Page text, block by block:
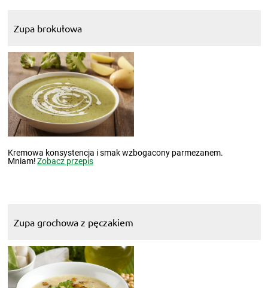
Zupa brokułowa
Kremowa konsystencja i smak wzbogacony parmezanem.
Mniam!Zobacz przepis
Zupa grochowa z pęczakiem